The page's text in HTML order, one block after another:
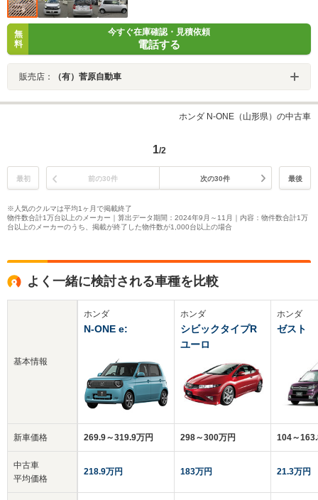
無
料
今すぐ在庫確認・見積依頼
電話する
販売店： （有）菅原自動車
ホンダ N-ONE（山形県）の中古車
1/2
最初 前の30件 次の30件 最後
※人気のクルマは平均1ヶ月で掲載終了
物件数合計1万台以上のメーカー｜算出データ期間：2024年9月～11月｜内容：物件数合計1万
台以上のメーカーのうち、掲載が終了した物件数が1,000台以上の場合
よく一緒に検討される車種を比較
基本情報
新車価格
中古車
平均価格
ホンダ
N-ONE e:
269.9～319.9万円
218.9万円
ホンダ
シビックタイプR
ユーロ
298～300万円
183万円
ホンダ
ゼスト
104～
21.3万円